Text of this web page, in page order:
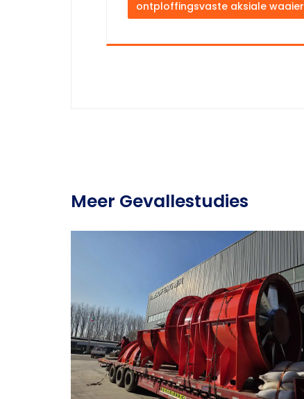
ontploffingsvaste aksiale waaier
Meer Gevallestudies
INDUSTRIËLE FABRIEK VENTILASIE EN UITLAAT | STOFVERWYDERING EN LUGREINIGING